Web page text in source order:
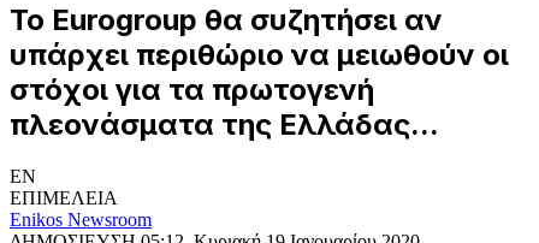
Το Eurogroup θα συζητήσει αν
υπάρχει περιθώριο να μειωθούν οι
στόχοι για τα πρωτογενή
πλεονάσματα της Ελλάδας...
EN
ΕΠΙΜΕΛΕΙΑ
Enikos Newsroom